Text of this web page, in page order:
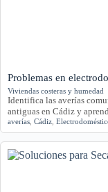
Problemas en
Viviendas costeras y humedad
Identifica las averías
antiguas en Cádiz y
averías Cádiz